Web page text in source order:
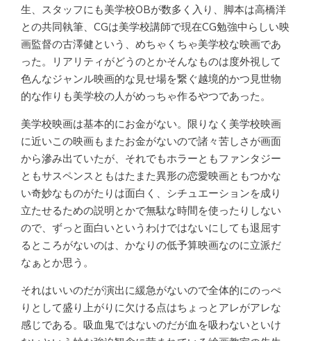
生、スタッフにも美学校OBが数多く入り、脚本は高橋洋
との共同執筆、CGは美学校講師で現在CG勉強中らしい映
画監督の古澤健という、めちゃくちゃ美学校な映画であ
った。リアリティがどうのとかそんなものは度外視して
色んなジャンル映画的な見せ場を繋ぐ越境的かつ見世物
的な作りも美学校の人がめっちゃ作るやつであった。
美学校映画は基本的にお金がない。限りなく美学校映画
に近いこの映画もまたお金がないので諸々苦しさが画面
から滲み出ていたが、それでもホラーともファンタジー
ともサスペンスともはたまた異形の恋愛映画ともつかな
い奇妙なものがたりは面白く、シチュエーションを成り
立たせるための説明とかで無駄な時間を使ったりしない
ので、ずっと面白いというわけではないにしても退屈す
るところがないのは、かなりの低予算映画なのに立派だ
なぁとか思う。
それはいいのだが演出に緩急がないので全体的にのっぺ
りとして盛り上がりに欠ける点はちょっとアレがアレな
感じである。吸血鬼ではないのだが血を吸わないといけ